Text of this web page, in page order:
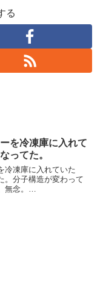
る
を冷凍庫に入れて
ってた。
冷凍庫に入れていた
。分子構造が変わって
念。